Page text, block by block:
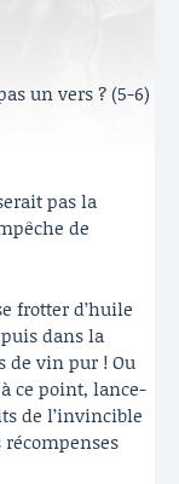
un vers ? (5-6)
pas la
de
frotter d’huile
dans la
de vin pur ! Ou
ce point, lance-
de l’invincible
récompenses